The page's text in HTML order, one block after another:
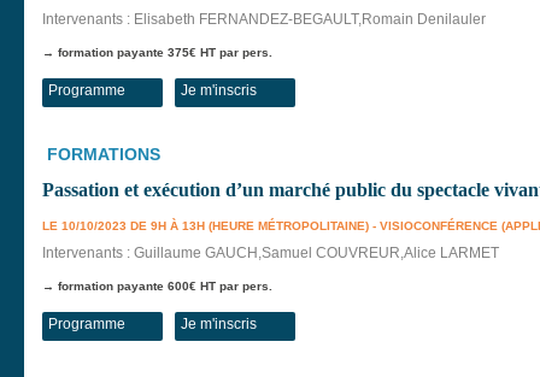
Intervenants : Elisabeth FERNANDEZ-BEGAULT,Romain Denilauler
→ formation payante 375€ HT par pers.
Programme Je m'inscris
FORMATIONS
Passation et exécution d’un marché public du spectacle
LE 10/10/2023 DE 9H À 13H (HEURE MÉTROPOLITAINE) - VISIOCONFÉRENCE
Intervenants : Guillaume GAUCH,Samuel COUVREUR,Alice LARMET
→ formation payante 600€ HT par pers.
Programme Je m'inscris